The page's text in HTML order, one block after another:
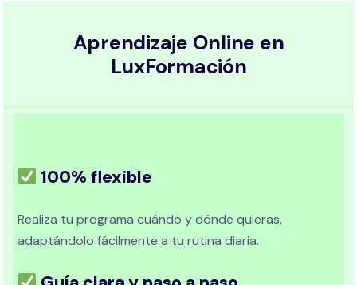
Aprendizaje Online en
LuxFormación
100% flexible
Realiza tu programa cuándo y dónde quieras,
adaptándolo fácilmente a tu rutina diaria.